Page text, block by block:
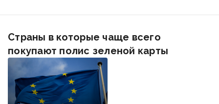
Страны в которые чаще всего
покупают полис зеленой карты